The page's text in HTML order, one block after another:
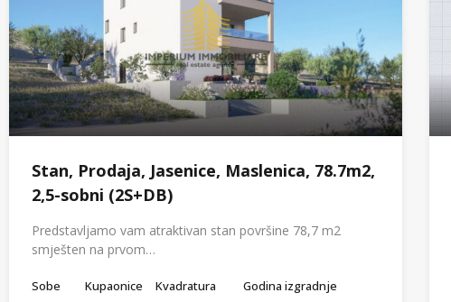
Stan, Prodaja, Jasenice, Maslenica, 78.7m2,
2,5-sobni (2S+DB)
Predstavljamo vam atraktivan stan površine 78,7 m2
smješten na prvom…
Sobe
Kupaonice
Kvadratura
Godina izgradnje